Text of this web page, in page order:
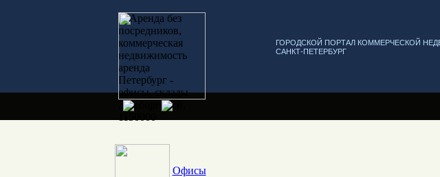
ГОРОДСКОЙ ПОРТАЛ КОММЕРЧЕСКОЙ
САНКТ-ПЕТЕРБУРГ
Офисы